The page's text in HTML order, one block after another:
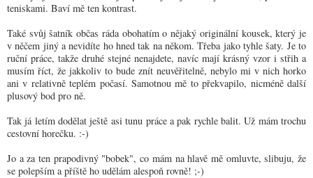
teniskami. Baví mě ten kontrast.
Také svůj šatník občas ráda obohatím o nějaký originální kousek, který je
v něčem jiný a nevidíte ho hned tak na někom. Třeba jako tyhle šaty. Je to
ruční práce, takže druhé stejné nenajdete, navíc mají krásný vzor i střih a
musím říct, že jakkoliv to bude znít neuvěřitelně, nebylo mi v nich horko
ani v relativně teplém počasí. Samotnou mě to překvapilo, nicméně další
plusový bod pro ně.
Tak já letím dodělat ještě asi tunu práce a pak rychle balit. Už mám trochu
cestovní horečku. :-)
Jo a za ten prapodivný "bobek", co mám na hlavě mě omluvte, slibuju, že
se polepším a příště ho udělám alespoň rovně! ;-)